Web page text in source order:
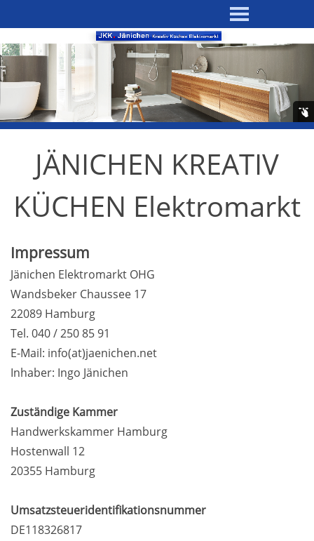
JÄNICHEN KREATIV
KÜCHEN Elektromarkt
Impressum
Jänichen Elektromarkt OHG
Wandsbeker Chaussee 17
22089 Hamburg
Tel. 040 / 250 85 91
E-Mail: info(at)jaenichen.net
Inhaber: Ingo Jänichen
Zuständige Kammer
Handwerkskammer Hamburg
Hostenwall 12
20355 Hamburg
Umsatzsteueridentifikationsnummer
DE118326817